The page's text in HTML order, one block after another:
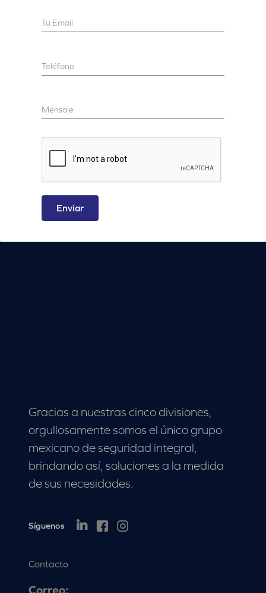
Enviar
Gracias a nuestras cinco divisiones,
orgullosamente somos el único grupo
mexicano de seguridad integral,
brindando así, soluciones a la medida
de sus necesidades.
Síguenos
Contacto
Correo: